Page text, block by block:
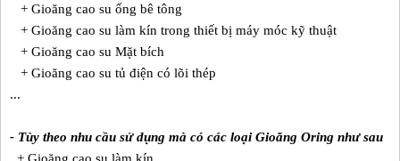
+ Gioăng cao su ống bê tông
+ Gioăng cao su làm kín trong thiết bị máy móc kỹ thuật
+ Gioăng cao su Mặt bích
+ Gioăng cao su tủ điện có lõi thép
...
- Tùy theo nhu cầu sử dụng mà có các loại Gioăng Oring như sau